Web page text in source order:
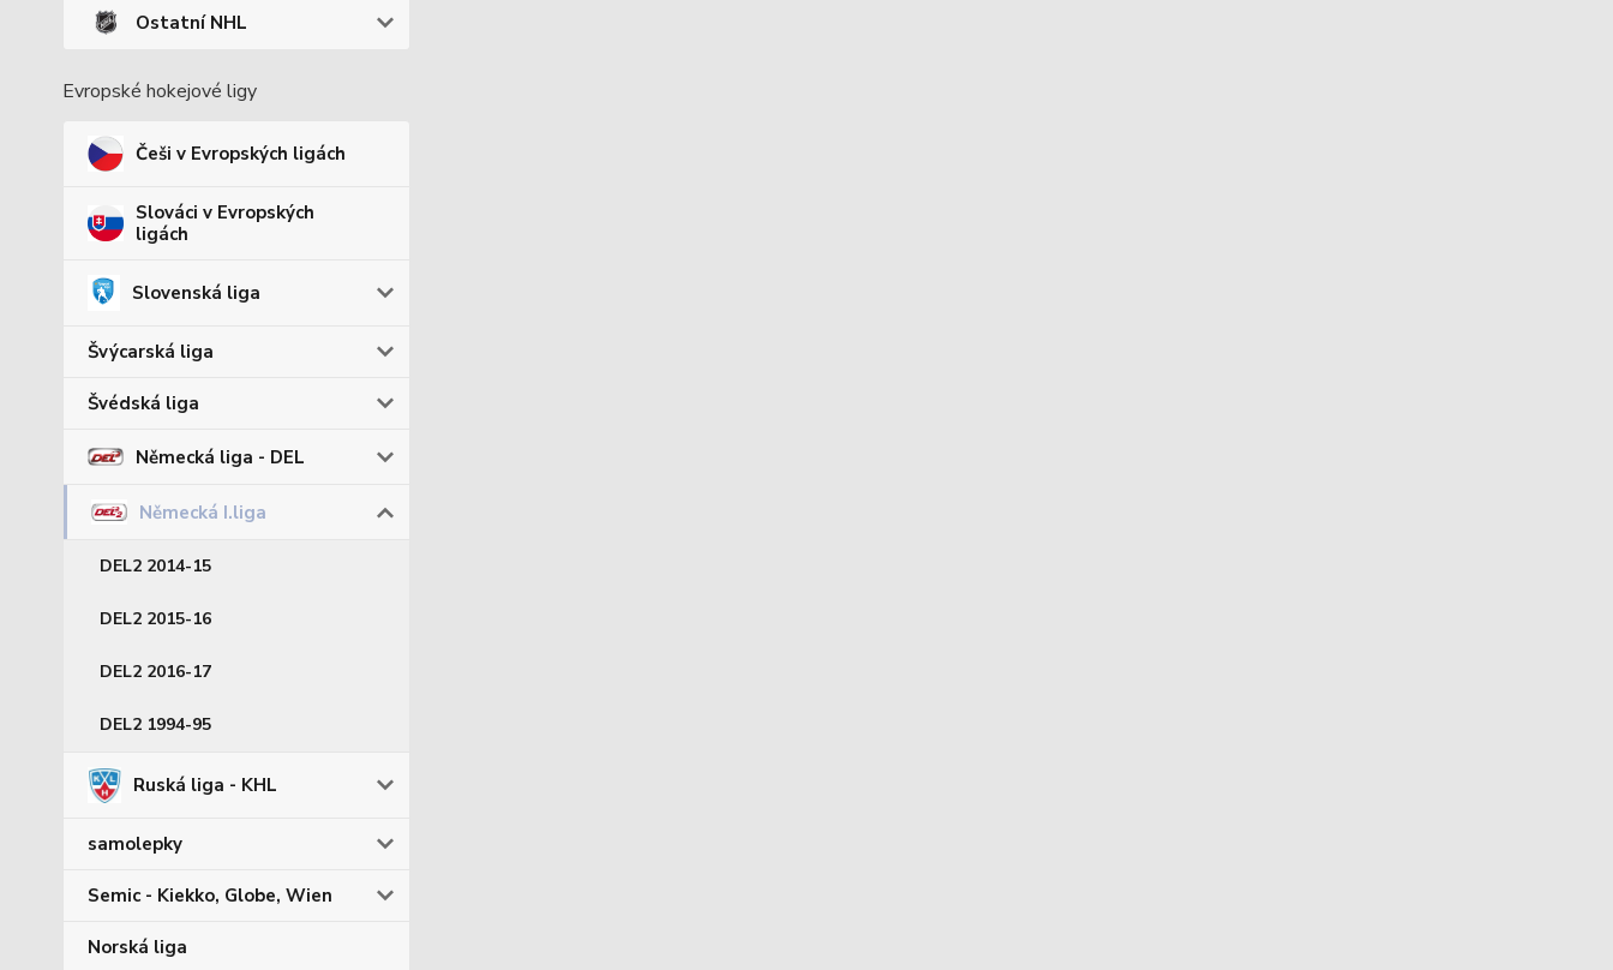
Ostatní NHL
Evropské hokejové ligy
Češi v Evropských ligách
Slováci v Evropských
ligách
Slovenská liga
Švýcarská liga
Švédská liga
Německá liga - DEL
Německá I.liga
DEL2 2014-15
DEL2 2015-16
DEL2 2016-17
DEL2 1994-95
Ruská liga - KHL
samolepky
Semic - Kiekko, Globe, Wien
Norská liga